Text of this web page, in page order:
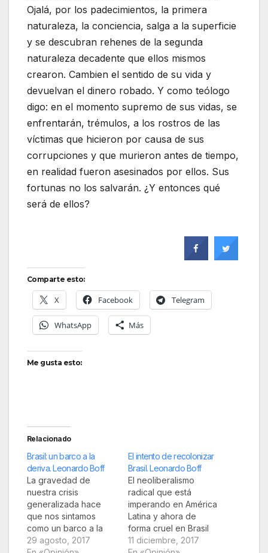
Ojalá, por los padecimientos, la primera
naturaleza, la conciencia, salga a la superficie
y se descubran rehenes de la segunda
naturaleza decadente que ellos mismos
crearon. Cambien el sentido de su vida y
devuelvan el dinero robado. Y como teólogo
digo: en el momento supremo de sus vidas, se
enfrentarán, trémulos, a los rostros de las
víctimas que hicieron por causa de sus
corrupciones y que murieron antes de tiempo,
en realidad fueron asesinados por ellos. Sus
fortunas no los salvarán. ¿Y entonces qué
será de ellos?
Comparte esto:
X Facebook Telegram
WhatsApp Más
Me gusta esto:
Relacionado
Brasil: un barco a la
deriva. Leonardo Boff
La gravedad de
nuestra crisis
generalizada hace
que nos sintamos
como un barco a la
deriva, a merced de
29 agosto, 2017
El intento de recolonizar
Brasil. Leonardo Boff
El neoliberalismo
radical que está
imperando en América
Latina y ahora de
forma cruel en Brasil
es la concreción de la
11 diciembre, 2017